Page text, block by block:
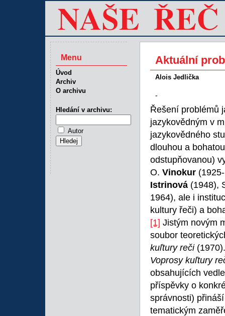
Aktuální
Alois Jedlička
-
Řešení problémů
jazykovědným v
jazykovědného
dlouhou a
odstupňovanou)
O. Vinokur
Istrinová (1948),
1964), ale i
kultury řeči) a
[1] Jistým novým
soubor
kuľ​tury reči (1970).
Voprosy kuľtury
obsahujících
příspěvky o
správnosti)
tematickým
Menu
Úvod
Archiv
O archivu
Hledání v archivu:
Autor